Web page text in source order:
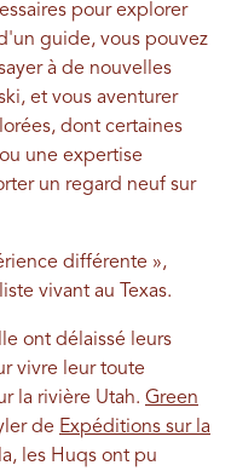
pour explorer
guide, vous pouvez
à de nouvelles
et vous aventurer
dont certaines
une expertise
un regard neuf sur
différente »,
vivant au Texas.
ont délaissé leurs
vivre leur toute
la rivière Utah. Green
de Expéditions sur la
les Huqs ont pu